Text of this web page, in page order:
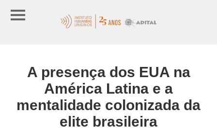
A presença dos EUA na
América Latina e a
mentalidade colonizada da
elite brasileira